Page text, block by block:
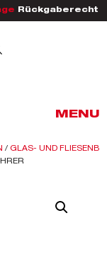
Rückgaberecht
MENU
/ GLAS- UND FLIESENB